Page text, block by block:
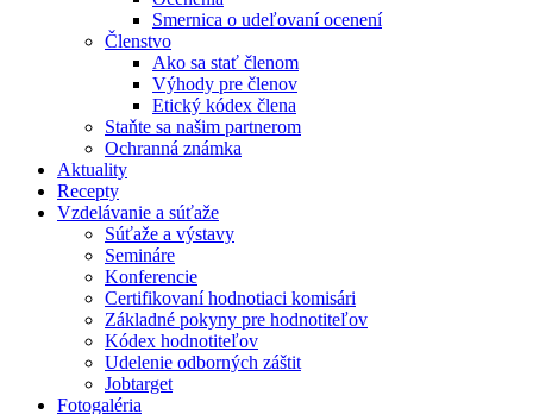
Smernica o udeľovaní ocenení
Členstvo
Ako sa stať členom
Výhody pre členov
Etický kódex člena
Staňte sa našim partnerom
Ochranná známka
Aktuality
Recepty
Vzdelávanie a súťaže
Súťaže a výstavy
Semináre
Konferencie
Certifikovaní hodnotiaci komisári
Základné pokyny pre hodnotiteľov
Kódex hodnotiteľov
Udelenie odborných záštit
Jobtarget
Fotogaléria